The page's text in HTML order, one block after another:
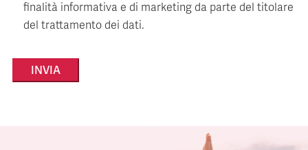
finalità informativa e di marketing da parte del titolare
del trattamento dei dati.